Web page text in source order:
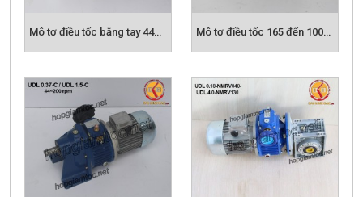
Mô tơ điều tốc bằng tay 44~200rpm Mô tơ điều tốc 165 đến 1000 vòng